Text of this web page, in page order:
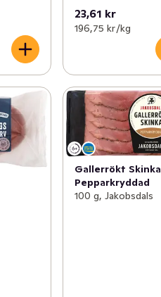
23,61 kr
196,75 kr /kg
Gallerrökt Skinka
Pepparkryddad
100 g, Jakobsdals